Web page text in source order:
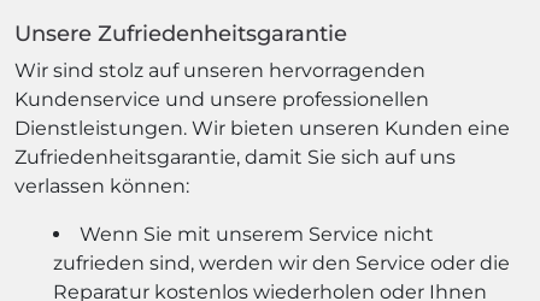
Unsere Zufriedenheitsgarantie
Wir sind stolz auf unseren hervorragenden
Kundenservice und unsere professionellen
Dienstleistungen. Wir bieten unseren Kunden eine
Zufriedenheitsgarantie, damit Sie sich auf uns
verlassen können:
Wenn Sie mit unserem Service nicht
zufrieden sind, werden wir den Service oder die
Reparatur kostenlos wiederholen oder Ihnen